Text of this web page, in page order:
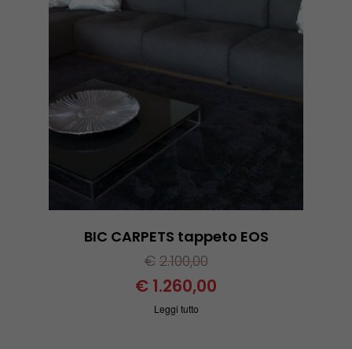
BIC CARPETS tappeto EOS
€ 2.100,00
€ 1.260,00
Leggi tutto